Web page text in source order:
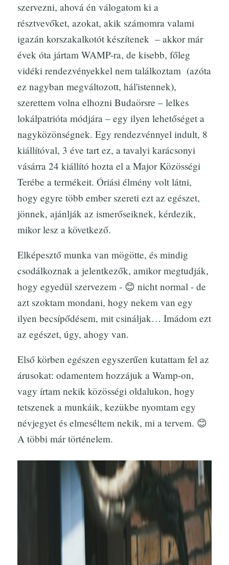
szervezni, ahová én válogatom ki a
résztvevőket, azokat, akik számomra valami
igazán korszakalkotót készítenek – akkor már
évek óta jártam WAMP-ra, de kisebb, főleg
vidéki rendezvényekkel nem találkoztam (azóta
ez nagyban megváltozott, hál'istennek),
szerettem volna elhozni Budaörsre – lelkes
lokálpatrióta módjára – egy ilyen lehetőséget a
nagyközönségnek. Egy rendezvénnyel indult, 8
kiállítóval, 3 éve tart ez, a tavalyi karácsonyi
vásárra 24 kiállító hozta el a Major Közösségi
Terébe a termékeit. Óriási élmény volt látni,
hogy egyre több ember szereti ezt az egészet,
jönnek, ajánlják az ismerőseiknek, kérdezik,
mikor lesz a következő.
Elképesztő munka van mögötte, és mindig
csodálkoznak a jelentkezők, amikor megtudják,
hogy egyedül szervezem - 😊 nicht normal - de
azt szoktam mondani, hogy nekem van egy
ilyen becsípődésem, mit csináljak… Imádom ezt
az egészet, úgy, ahogy van.
Első körben egészen egyszerűen kutattam fel az
árusokat: odamentem hozzájuk a Wamp-on,
vagy írtam nekik közösségi oldalukon, hogy
tetszenek a munkáik, kezükbe nyomtam egy
névjegyet és elmeséltem nekik, mi a tervem. 😊
A többi már történelem.